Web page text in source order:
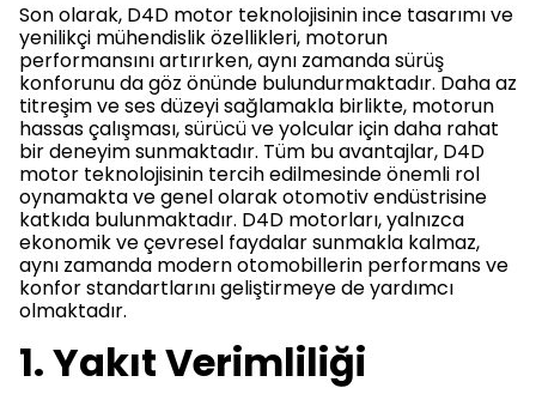
Son olarak, D4D motor teknolojisinin ince tasarımı ve
yenilikçi mühendislik özellikleri, motorun
performansını artırırken, aynı zamanda sürüş
konforunu da göz önünde bulundurmaktadır. Daha az
titreşim ve ses düzeyi sağlamakla birlikte, motorun
hassas çalışması, sürücü ve yolcular için daha rahat
bir deneyim sunmaktadır. Tüm bu avantajlar, D4D
motor teknolojisinin tercih edilmesinde önemli rol
oynamakta ve genel olarak otomotiv endüstrisine
katkıda bulunmaktadır. D4D motorları, yalnızca
ekonomik ve çevresel faydalar sunmakla kalmaz,
aynı zamanda modern otomobillerin performans ve
konfor standartlarını geliştirmeye de yardımcı
olmaktadır.
1. Yakıt Verimliliği